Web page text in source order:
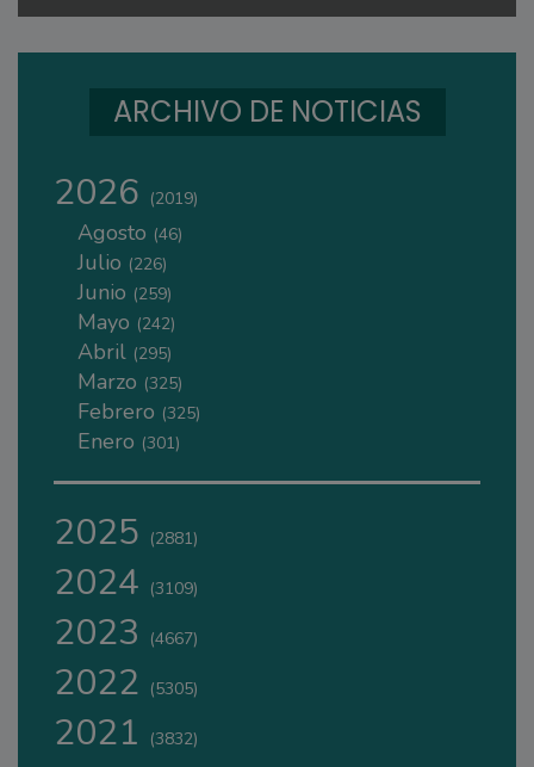
ARCHIVO DE NOTICIAS
2026 (2019)
Agosto (46)
Julio (226)
Junio (259)
Mayo (242)
Abril (295)
Marzo (325)
Febrero (325)
Enero (301)
2025 (2881)
2024 (3109)
2023 (4667)
2022 (5305)
2021 (3832)